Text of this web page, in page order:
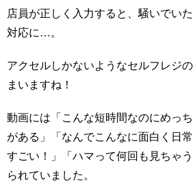
店員が正しく入力すると、騒いでい
対応に…。
アクセルしかないようなセルフレジ
まいますね！
動画には「こんな短時間なのにめっ
がある」「なんでこんなに面白く日
すごい！」「ハマって何回も見ちゃ
られていました。